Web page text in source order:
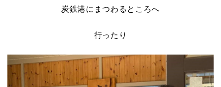
炭鉄港にまつわるところへ
行ったり